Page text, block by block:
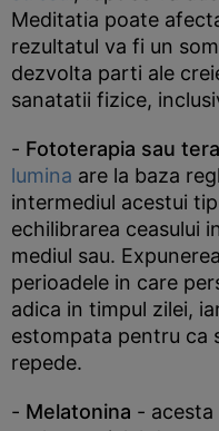
Meditatia poate
rezultatul va fi un
dezvolta parti ale
sanatatii fizice,
- Fototerapia sau
lumina are la baza
intermediul acestui
echilibrarea ceasului
mediul sau.
perioadele in care
adica in timpul zilei,
estompata pentru ca
repede.
- Melatonina -